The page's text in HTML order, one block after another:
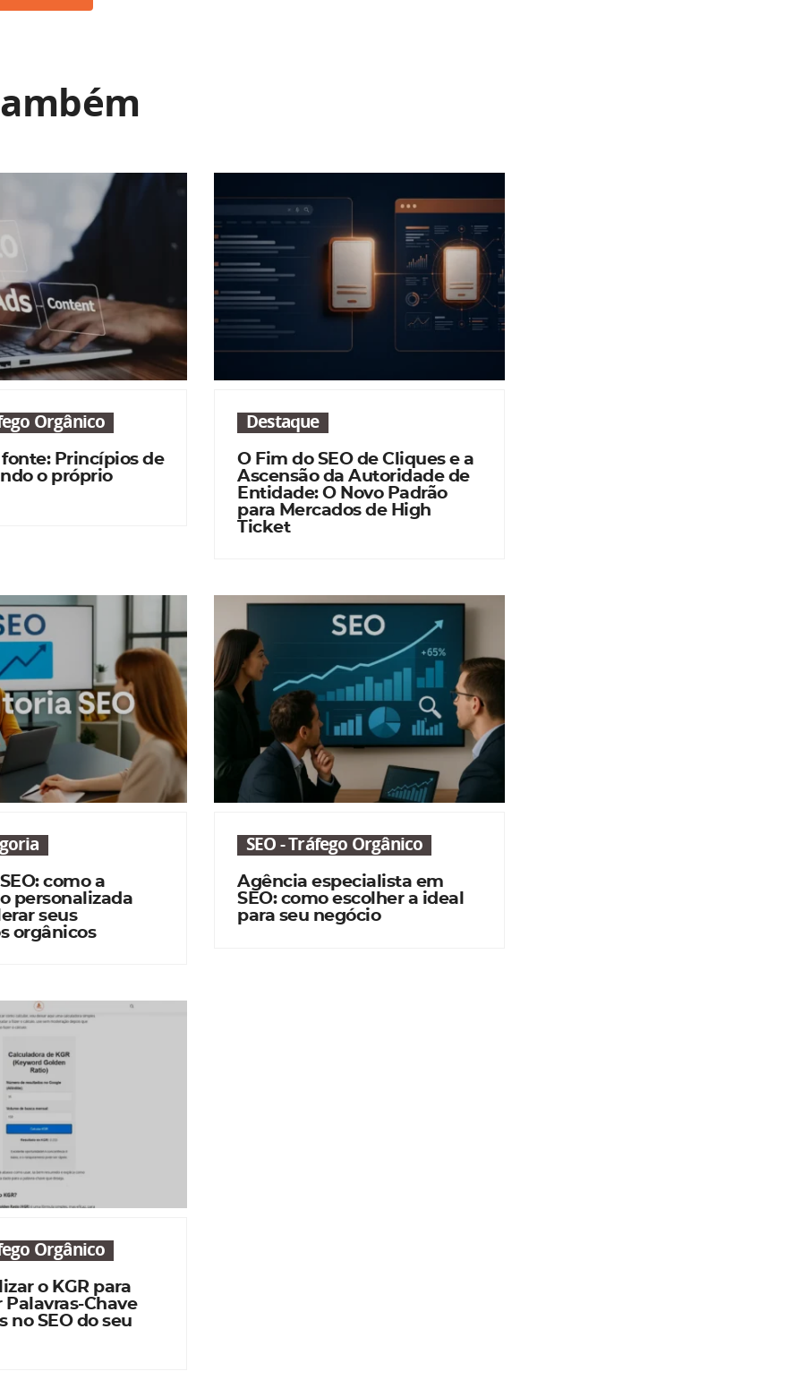
Orgânico
Princípios de
o próprio
Destaque
O Fim do SEO de Cliques e a
Ascensão da Autoridade de
Entidade: O Novo Padrão
para Mercados de High
Ticket
como a
personalizada
seus
orgânicos
SEO - Tráfego Orgânico
Agência especialista em
SEO: como escolher a ideal
para seu negócio
Orgânico
o KGR para
Palavras-Chave
no SEO do seu